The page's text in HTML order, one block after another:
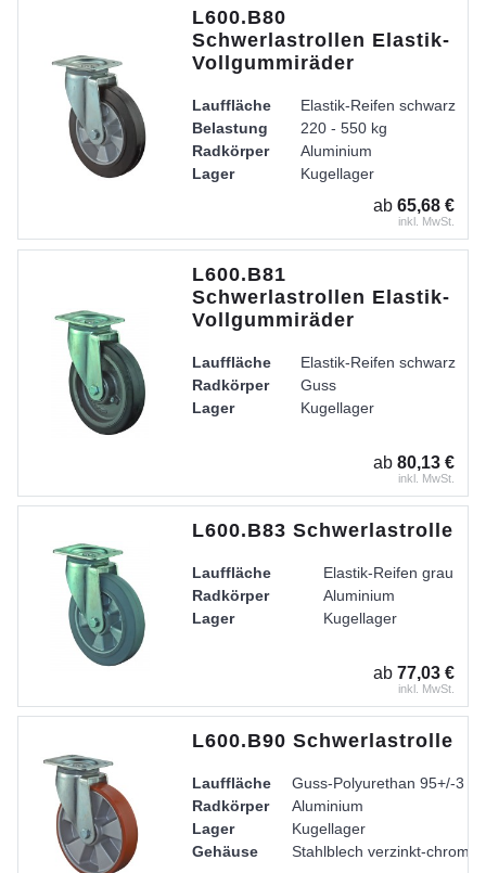
L600.B80
Schwerlastrollen Elastik-
Vollgummiräder
Lauffläche
Elastik-Reifen schwarz
Belastung
220 - 550 kg
Radkörper
Aluminium
Lager
Kugellager
ab 65,68 €
inkl. MwSt.
L600.B81
Schwerlastrollen Elastik-
Vollgummiräder
Lauffläche
Elastik-Reifen schwarz
Radkörper
Guss
Lager
Kugellager
ab 80,13 €
inkl. MwSt.
L600.B83 Schwerlastrolle
Lauffläche
Elastik-Reifen grau
Radkörper
Aluminium
Lager
Kugellager
ab 77,03 €
inkl. MwSt.
L600.B90 Schwerlastrolle
Lauffläche
Guss-Polyurethan 95+/-3
Radkörper
Aluminium
Lager
Kugellager
Gehäuse
Stahlblech verzinkt-